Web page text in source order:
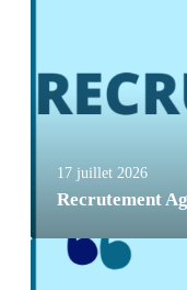
17 juillet 2026
Recrutement